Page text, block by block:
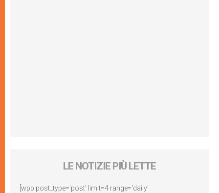
LE NOTIZIE PIÙ LETTE
[wpp post_type='post' limit=4 range='daily'